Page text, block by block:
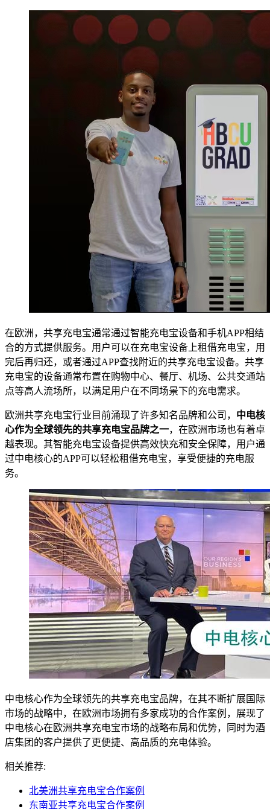
在欧洲，共享充电宝通常通过智能充电宝设备和手机APP相结
合的方式提供服务。用户可以在充电宝设备上租借充电宝，用
完后再归还，或者通过APP查找附近的共享充电宝设备。共享
充电宝的设备通常布置在购物中心、餐厅、机场、公共交通站
点等高人流场所，以满足用户在不同场景下的充电需求。
欧洲共享充电宝行业目前涌现了许多知名品牌和公司， 中电核
心作为全球领先的共享充电宝品牌之一，在欧洲市场也有着卓
越表现。其智能充电宝设备提供高效快充和安全保障，用户通
过中电核心的APP可以轻松租借充电宝，享受便捷的充电服
务。
中电核心作为全球领先的共享充电宝品牌，在其不断扩展国际
市场的战略中，在欧洲市场拥有多家成功的合作案例，展现了
中电核心在欧洲共享充电宝市场的战略布局和优势，同时为酒
店集团的客户提供了更便捷、高品质的充电体验。
相关推荐:
北美洲共享充电宝合作案例
东南亚共享充电宝合作案例